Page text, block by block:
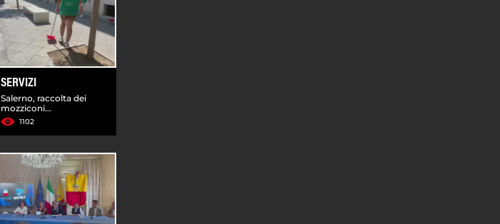
SERVIZI
Salerno, raccolta dei
mozziconi...
1102